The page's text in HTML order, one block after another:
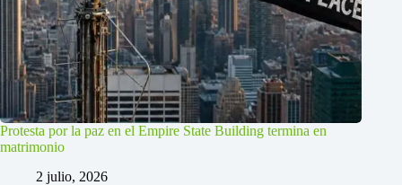
Protesta por la paz en el Empire State Building termina en
matrimonio
2 julio, 2026